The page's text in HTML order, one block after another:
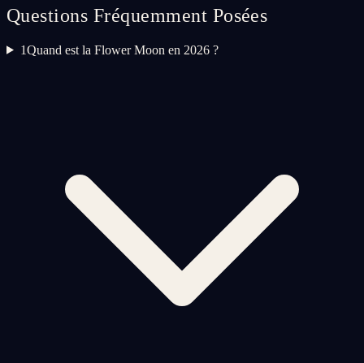
Questions Fréquemment Posées
1Quand est la Flower Moon en 2026 ?